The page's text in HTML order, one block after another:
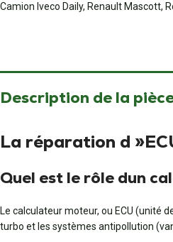
Camion Iveco Daily, Renault Mascott,
Description de la
La réparation d
Quel est le rôle dun
Le calculateur moteur, ou ECU (unité
turbo et les systèmes antipollution